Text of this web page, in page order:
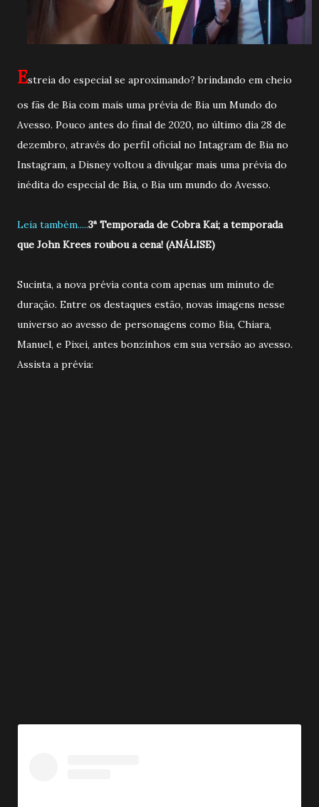
Estreia do especial se aproximando? brindando em cheio
os fãs de Bia com mais uma prévia de Bia um Mundo do
Avesso. Pouco antes do final de 2020, no último dia 28 de
dezembro, através do perfil oficial no Intagram de Bia no
Instagram, a Disney voltou a divulgar mais uma prévia do
inédita do especial de Bia, o Bia um mundo do Avesso.
Leia também.....3ª Temporada de Cobra Kai; a temporada
que John Krees roubou a cena! (ANÁLISE)
Sucinta, a nova prévia conta com apenas um minuto de
duração. Entre os destaques estão, novas imagens nesse
universo ao avesso de personagens como Bia, Chiara,
Manuel, e Pixei, antes bonzinhos em sua versão ao avesso.
Assista a prévia: